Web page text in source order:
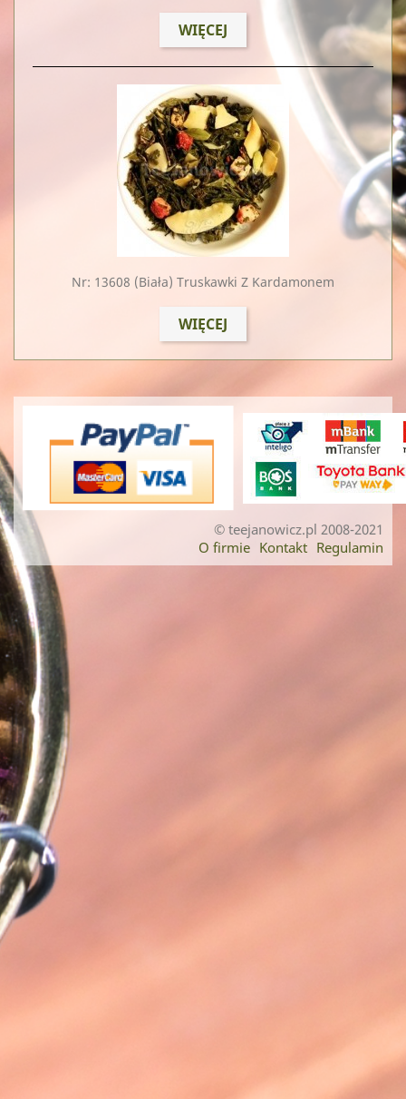
WIĘCEJ
Nr: 13608 (biała) Truskawki Z Kardamonem
WIĘCEJ
© teejanowicz.pl 2008-2021
O firmie Kontakt Regulamin